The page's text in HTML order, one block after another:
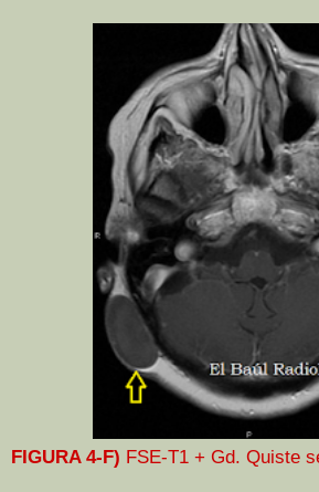
FIGURA 4-F) FSE-T1 + Gd. Quiste